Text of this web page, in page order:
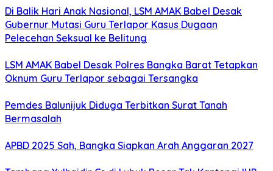
Di Balik Hari Anak Nasional, LSM AMAK Babel Desak
Gubernur Mutasi Guru Terlapor Kasus Dugaan
Pelecehan Seksual ke Belitung
LSM AMAK Babel Desak Polres Bangka Barat Tetapkan
Oknum Guru Terlapor sebagai Tersangka
Pemdes Balunijuk Diduga Terbitkan Surat Tanah
Bermasalah
APBD 2025 Sah, Bangka Siapkan Arah Anggaran 2027